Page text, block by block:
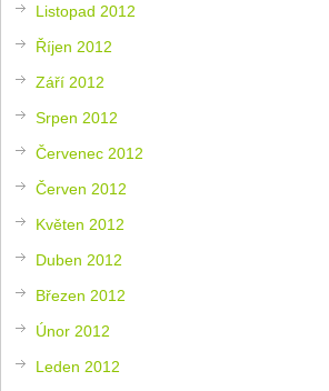
Listopad 2012
Říjen 2012
Září 2012
Srpen 2012
Červenec 2012
Červen 2012
Květen 2012
Duben 2012
Březen 2012
Únor 2012
Leden 2012